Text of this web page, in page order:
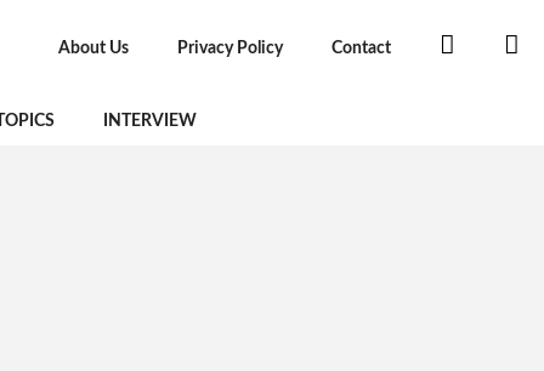
About Us Privacy Policy Contact
INTERVIEW